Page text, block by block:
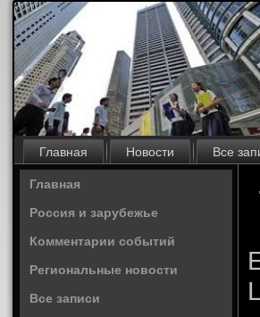
Главная Новости Все
Главная
Россия и зарубежье
Комментарии событий
Региональные новости
Все записи